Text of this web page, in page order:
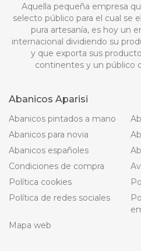
Aquella pequeña empresa
selecto público para el cual se
pura artesanía, es hoy un
internacional dividiendo su
y que exporta sus
continentes y un público
Abanicos Aparisi
Abanicos pintados a mano
Abanicos para novia
Abanicos españoles
Condiciones de compra
Política cookies
Política de redes sociales
Mapa web